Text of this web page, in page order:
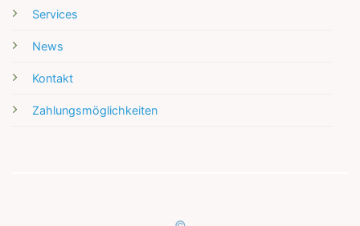
Services
News
Kontakt
Zahlungsmöglichkeiten